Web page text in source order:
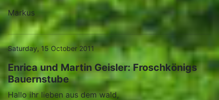
Markus
Saturday, 15 October 2011
Enrica und Martin Geisler: Froschkönigs
Bauernstube
Hallo ihr lieben aus dem wald,